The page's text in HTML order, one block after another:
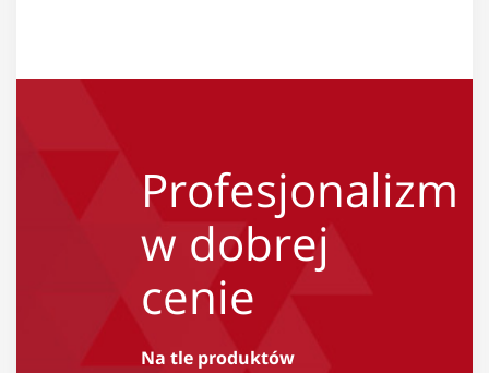
Profesjonalizm
w dobrej
cenie
Na tle produktów